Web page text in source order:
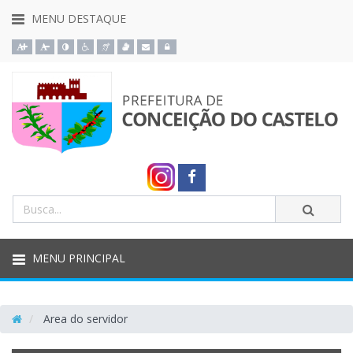
MENU DESTAQUE
Ação para aumentar tamanho da fonte do site
Ação para diminuir tamanho da fonte do site
Ação para aplicar auto contraste no site
Acessar página sobre acessibilidade do site
Acessar página sobre NVDA - Leitor de Tela
Acessar página sobre VLibras - Tradutor de Libras
Acessar Webmail
Acessar Intranet
PREFEITURA
DE
CONCEIÇÃO
DO
Link
externo
para
Termos
MENU PRINCIPAL
Area do servidor